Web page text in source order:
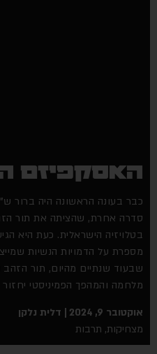
האסקפיזם
כבר בעונה הראשונה היה ברור
סדרה אחרת, שהציתה את תור
בטלויזיה הישראלית. כעת היא
מספרת על הדמויות הנשיות
שבעוד שנתיים מהיום, תור הזהב
מלחמה והמהפך הפמיניסטי
אוקטובר 9, 2024
דלית נלקן
מצחיקות, תרבות